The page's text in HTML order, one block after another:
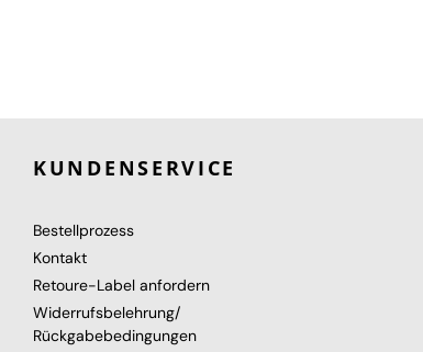
KUNDENSERVICE
Bestellprozess
Kontakt
Retoure-Label anfordern
Widerrufsbelehrung/
Rückgabebedingungen